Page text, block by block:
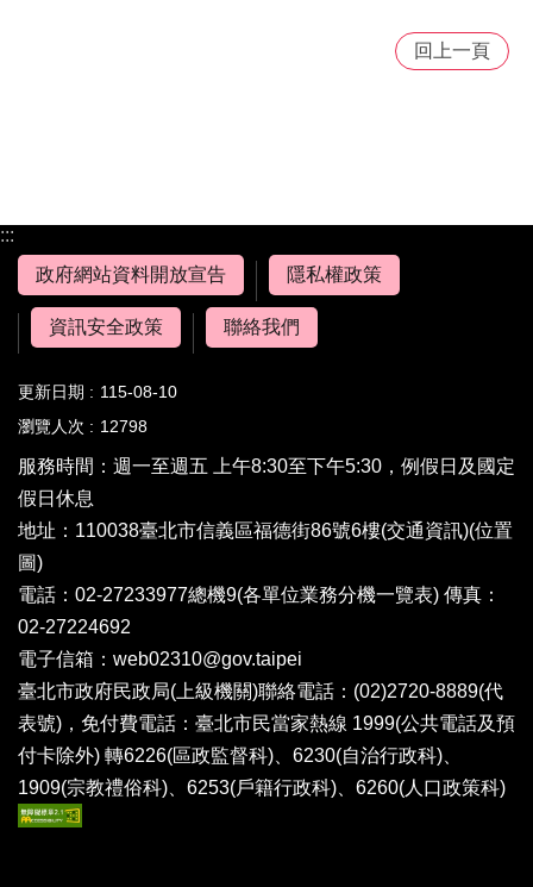
回上一頁
:::
政府網站資料開放宣告
隱私權政策
資訊安全政策 聯絡我們
更新日期
115-08-10
瀏覽人次
12798
服務時間：週一至週五 上午8:30至下午5:30，例假日及國定
假日休息
地址：110038臺北市信義區福德街86號6樓(交通資訊)(位置
圖)
電話：02-27233977總機9(各單位業務分機一覽表) 傳真：
02-27224692
電子信箱： web02310@gov.taipei
臺北市政府民政局(上級機關)聯絡電話：(02)2720-8889(代
表號)，免付費電話：臺北市民當家熱線 1999(公共電話及預
付卡除外) 轉6226(區政監督科)、6230(自治行政科)、
1909(宗教禮俗科)、6253(戶籍行政科)、6260(人口政策科)